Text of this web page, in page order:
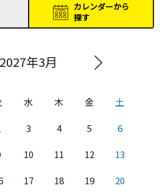
カレンダーから
探す
2027年3月
水 木 金 土
3 4 5 6
10 11 12 13
17 18 19 20